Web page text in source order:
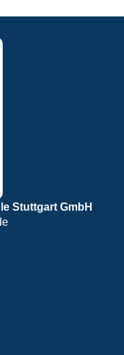
Stuttgart GmbH